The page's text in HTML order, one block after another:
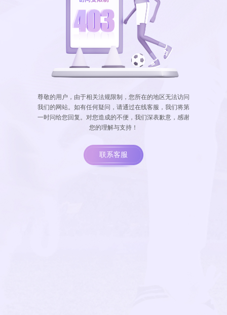
尊敬的用户，由于相关法规限制，您所在的地区无法访问
我们的网站。如有任何疑问，请通过在线客服，我们将第
一时问给您回复。对您造成的不便，我们深表歉意，感谢
您的理解与支持！
联系客服